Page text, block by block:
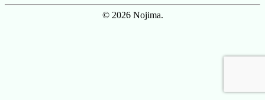
© 2026 Nojima.